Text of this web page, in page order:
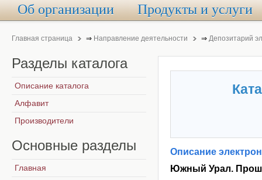
Об организации Продукты и услуги
Главная страница ⇒ Направление деятельности ⇒ Депозитарий
Описание
Южный Урал.
Разделы каталога
Описание каталога
Алфавит
Производители
Основные разделы
Главная